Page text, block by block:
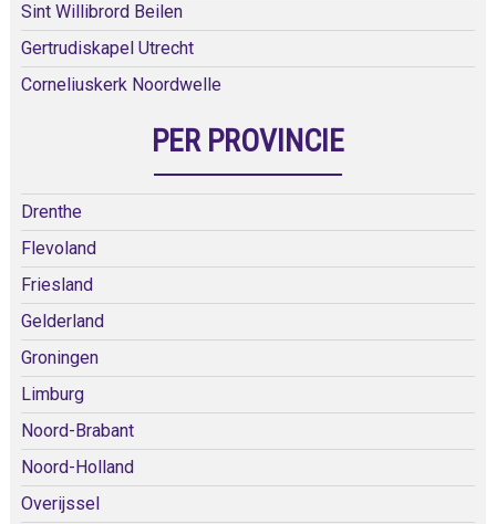
Sint Willibrord Beilen
Gertrudiskapel Utrecht
Corneliuskerk Noordwelle
PER PROVINCIE
Drenthe
Flevoland
Friesland
Gelderland
Groningen
Limburg
Noord-Brabant
Noord-Holland
Overijssel